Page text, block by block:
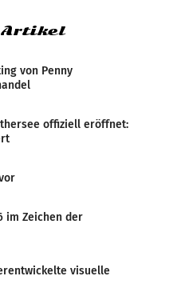
Artikel
von Penny
offiziell eröffnet:
im Zeichen der
visuelle